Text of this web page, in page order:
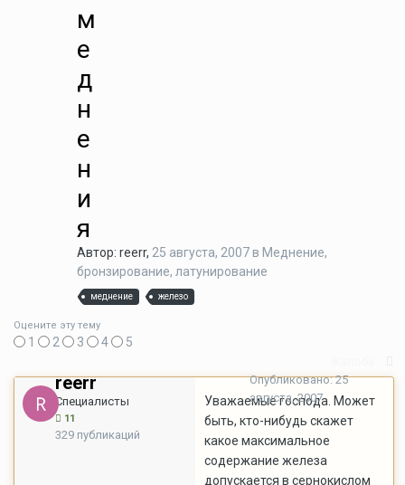
м
е
д
н
е
н
и
я
Автор: reerr, 25 августа, 2007в Меднение,
бронзирование, латунирование
меднение железо
Оцените эту тему
1 2 3 4 5
reerr
Специалисты
11
329 публикаций
Опубликовано:25
августа, 2007
Уважаемые господа. Может
быть, кто-нибудь скажет
какое максимальное
содержание железа
допускается в сернокислом